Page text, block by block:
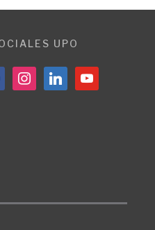
UPO
instagramlinkedin youtube